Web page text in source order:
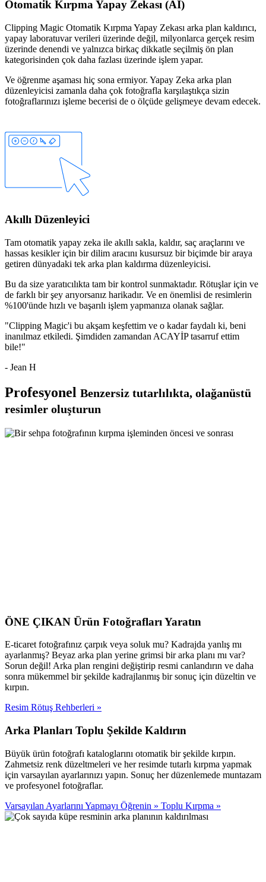
Otomatik Kırpma Yapay Zekası (AI)
Clipping Magic Otomatik Kırpma Yapay Zekası arka plan kaldırıcı,
yapay laboratuvar verileri üzerinde değil, milyonlarca gerçek resim
üzerinde denendi ve yalnızca birkaç dikkatle seçilmiş ön plan
kategorisinden çok daha fazlası üzerinde işlem yapar.
Ve öğrenme aşaması hiç sona ermiyor. Yapay Zeka arka plan
düzenleyicisi zamanla daha çok fotoğrafla karşılaştıkça sizin
fotoğraflarınızı işleme becerisi de o ölçüde gelişmeye devam edecek.
Akıllı Düzenleyici
Tam otomatik yapay zeka ile akıllı sakla, kaldır, saç araçlarını ve
hassas kesikler için birdilim aracını kusursuz bir biçimde bir araya
getiren dünyadaki tek arka plan kaldırma düzenleyicisi.
Bu da size yaratıcılıkta tam bir kontrol sunmaktadır. Rötuşlar için ve
de farklı bir şey arıyorsanız harikadır. Ve en önemlisi de resimlerin
%100'ünde hızlı ve başarılı işlem yapmanıza olanak sağlar.
"Clipping Magic'i bu akşam keşfettim ve o kadar faydalı ki, beni
inanılmaz etkiledi. Şimdiden zamandan ACAYİP tasarruf ettim
bile!"
- Jean H
Profesyonel Benzersiz tutarlılıkta, olağanüstü
resimler oluşturun
ÖNE ÇIKAN Ürün Fotoğrafları Yaratın
E-ticaret fotoğrafınız çarpık veya soluk mu? Kadrajda yanlış mı
ayarlanmış? Beyaz arka plan yerine grimsi bir arka planı mı var?
Sorun değil! Arka plan rengini değiştirip resmi canlandırın ve daha
sonra mükemmel bir şekilde kadrajlanmış bir sonuç için düzeltin ve
kırpın.
Resim Rötuş Rehberleri »
Arka Planları Toplu Şekilde Kaldırın
Büyük ürün fotoğrafı kataloglarını otomatik bir şekilde kırpın.
Zahmetsiz renk düzeltmeleri ve her resimde tutarlı kırpma yapmak
için varsayılan ayarlarınızı yapın. Sonuç her düzenlemede muntazam
ve profesyonel fotoğraflar.
Varsayılan Ayarlarını Yapmayı Öğrenin » Toplu Kırpma »